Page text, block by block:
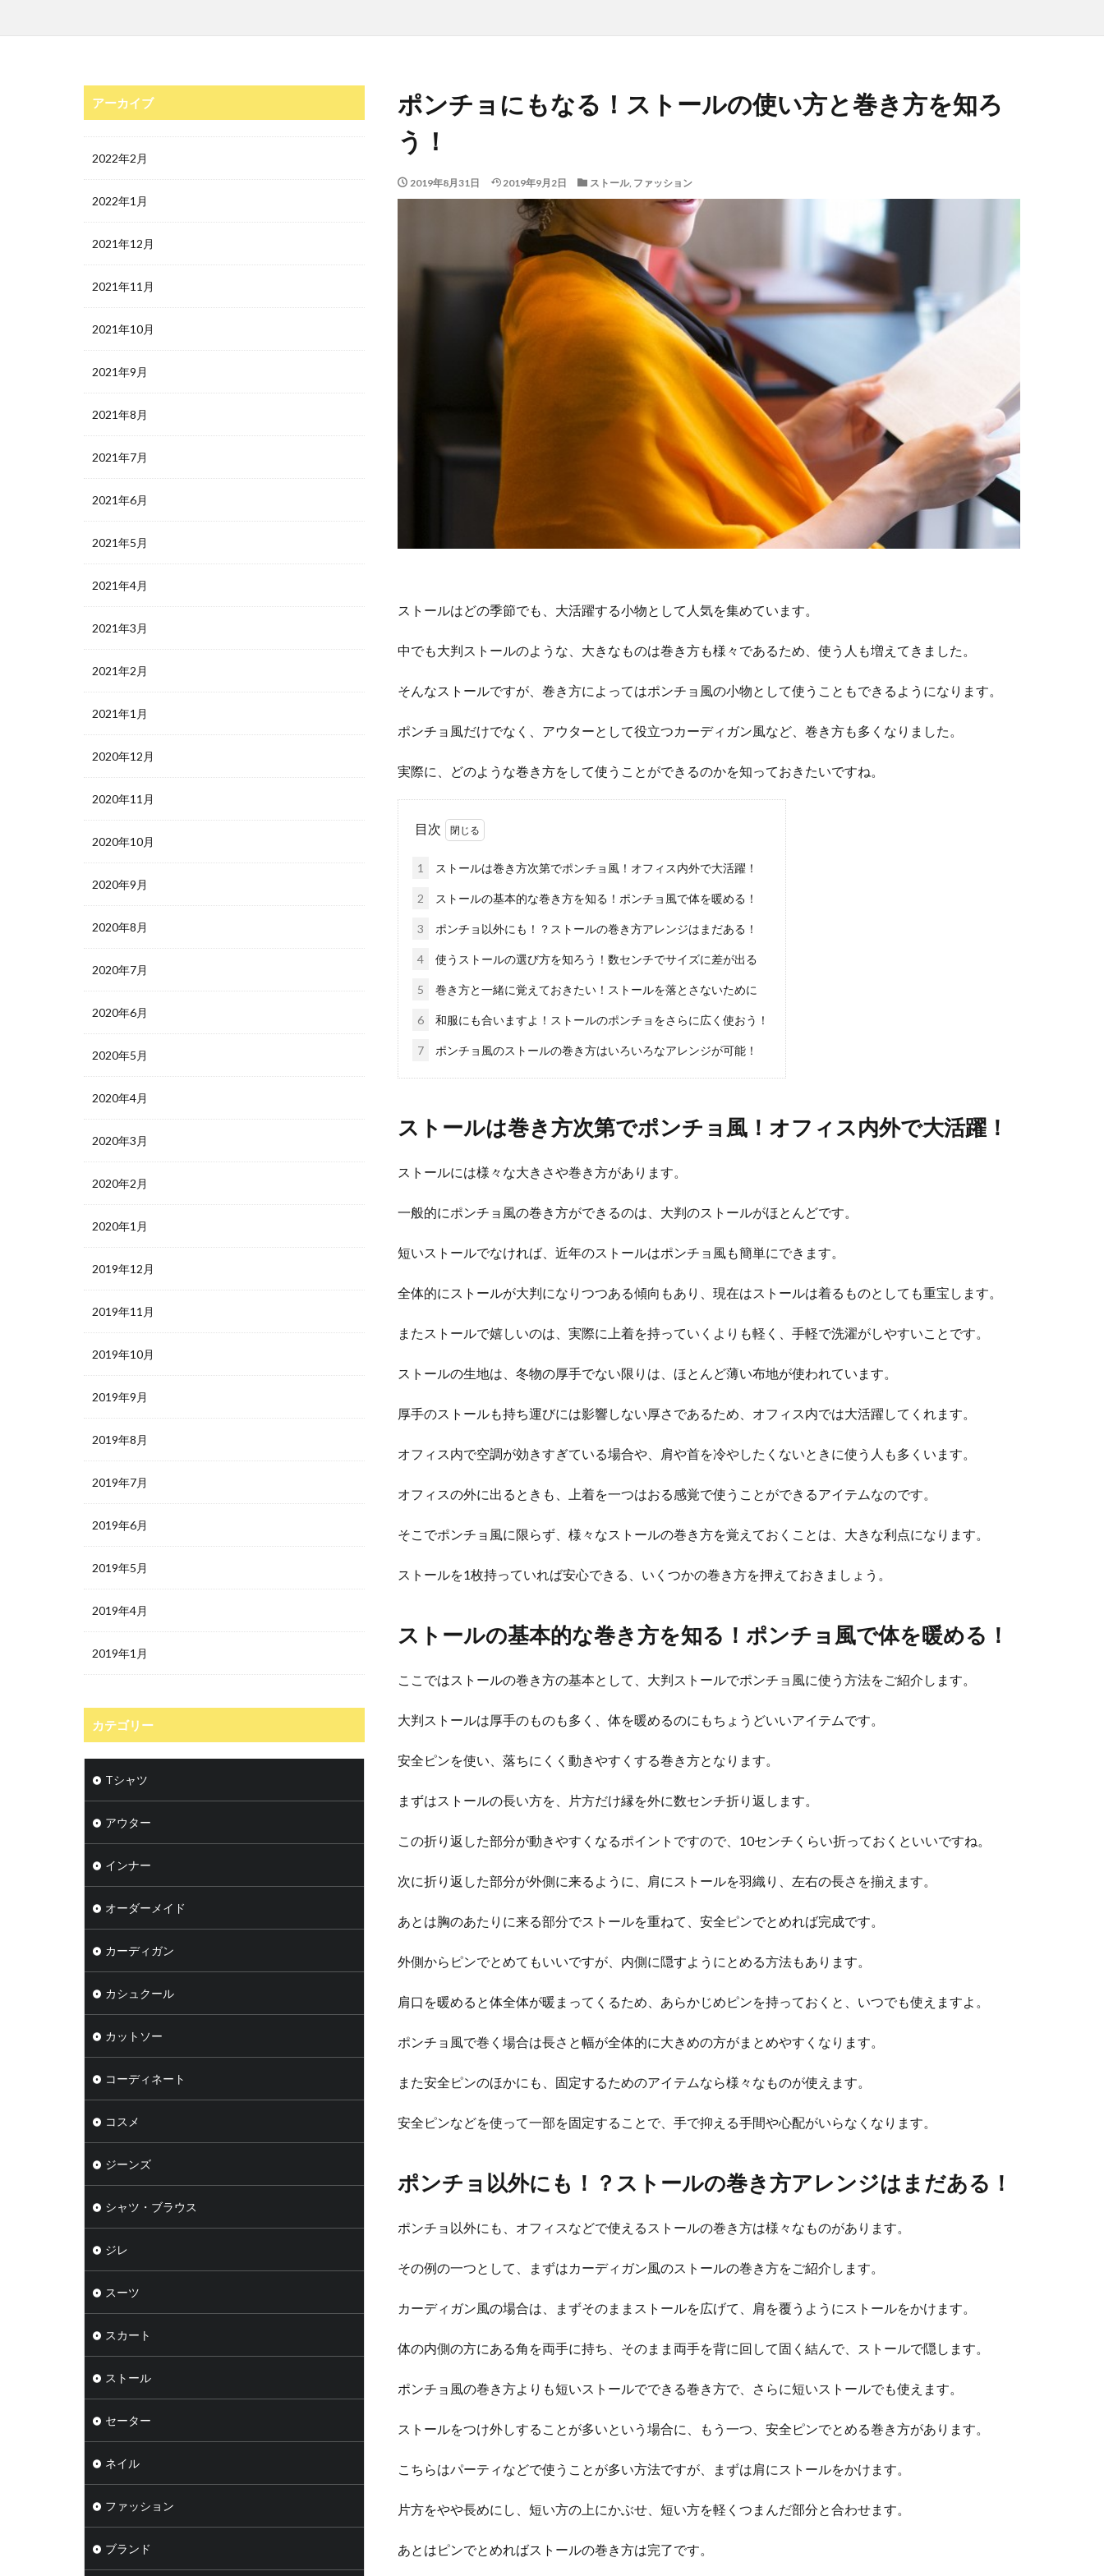
ポンチョにもなる！ストールの使い方と巻き方を知ろ
う！
2019年8月31日 2019年9月2日 ストール, ファッション
ストールはどの季節でも、大活躍する小物として人気を集めています。
中でも大判ストールのような、大きなものは巻き方も様々であるため、使う人も増えてきました。
そんなストールですが、巻き方によってはポンチョ風の小物として使うこともできるようになります。
ポンチョ風だけでなく、アウターとして役立つカーディガン風など、巻き方も多くなりました。
実際に、どのような巻き方をして使うことができるのかを知っておきたいですね。
目次
1 ストールは巻き方次第でポンチョ風！オフィス内外で大活躍！
2 ストールの基本的な巻き方を知る！ポンチョ風で体を暖める！
3 ポンチョ以外にも！？ストールの巻き方アレンジはまだある！
4 使うストールの選び方を知ろう！数センチでサイズに差が出る
5 巻き方と一緒に覚えておきたい！ストールを落とさないために
6 和服にも合いますよ！ストールのポンチョをさらに広く使おう！
7 ポンチョ風のストールの巻き方はいろいろなアレンジが可能！
ストールは巻き方次第でポンチョ風！オフィス内外で大活躍！
ストールには様々な大きさや巻き方があります。
一般的にポンチョ風の巻き方ができるのは、大判のストールがほとんどです。
短いストールでなければ、近年のストールはポンチョ風も簡単にできます。
全体的にストールが大判になりつつある傾向もあり、現在はストールは着るものとしても重宝します。
またストールで嬉しいのは、実際に上着を持っていくよりも軽く、手軽で洗濯がしやすいことです。
ストールの生地は、冬物の厚手でない限りは、ほとんど薄い布地が使われています。
厚手のストールも持ち運びには影響しない厚さであるため、オフィス内では大活躍してくれます。
オフィス内で空調が効きすぎている場合や、肩や首を冷やしたくないときに使う人も多くいます。
オフィスの外に出るときも、上着を一つはおる感覚で使うことができるアイテムなのです。
そこでポンチョ風に限らず、様々なストールの巻き方を覚えておくことは、大きな利点になります。
ストールを1枚持っていれば安心できる、いくつかの巻き方を押えておきましょう。
ストールの基本的な巻き方を知る！ポンチョ風で体を暖める！
ここではストールの巻き方の基本として、大判ストールでポンチョ風に使う方法をご紹介します。
大判ストールは厚手のものも多く、体を暖めるのにもちょうどいいアイテムです。
安全ピンを使い、落ちにくく動きやすくする巻き方となります。
まずはストールの長い方を、片方だけ縁を外に数センチ折り返します。
この折り返した部分が動きやすくなるポイントですので、10センチくらい折っておくといいですね。
次に折り返した部分が外側に来るように、肩にストールを羽織り、左右の長さを揃えます。
あとは胸のあたりに来る部分でストールを重ねて、安全ピンでとめれば完成です。
外側からピンでとめてもいいですが、内側に隠すようにとめる方法もあります。
肩口を暖めると体全体が暖まってくるため、あらかじめピンを持っておくと、いつでも使えますよ。
ポンチョ風で巻く場合は長さと幅が全体的に大きめの方がまとめやすくなります。
また安全ピンのほかにも、固定するためのアイテムなら様々なものが使えます。
安全ピンなどを使って一部を固定することで、手で抑える手間や心配がいらなくなります。
ポンチョ以外にも！？ストールの巻き方アレンジはまだある！
ポンチョ以外にも、オフィスなどで使えるストールの巻き方は様々なものがあります。
その例の一つとして、まずはカーディガン風のストールの巻き方をご紹介します。
カーディガン風の場合は、まずそのままストールを広げて、肩を覆うようにストールをかけます。
体の内側の方にある角を両手に持ち、そのまま両手を背に回して固く結んで、ストールで隠します。
ポンチョ風の巻き方よりも短いストールでできる巻き方で、さらに短いストールでも使えます。
ストールをつけ外しすることが多いという場合に、もう一つ、安全ピンでとめる巻き方があります。
こちらはパーティなどで使うことが多い方法ですが、まずは肩にストールをかけます。
片方をやや長めにし、短い方の上にかぶせ、短い方を軽くつまんだ部分と合わせます。
あとはピンでとめればストールの巻き方は完了です。
アーカイブ
2022年2月
2022年1月
2021年12月
2021年11月
2021年10月
2021年9月
2021年8月
2021年7月
2021年6月
2021年5月
2021年4月
2021年3月
2021年2月
2021年1月
2020年12月
2020年11月
2020年10月
2020年9月
2020年8月
2020年7月
2020年6月
2020年5月
2020年4月
2020年3月
2020年2月
2020年1月
2019年12月
2019年11月
2019年10月
2019年9月
2019年8月
2019年7月
2019年6月
2019年5月
2019年4月
2019年1月
カテゴリー
Tシャツ
アウター
インナー
オーダーメイド
カーディガン
カシュクール
カットソー
コーディネート
コスメ
ジーンズ
シャツ・ブラウス
ジレ
スーツ
スカート
ストール
セーター
ネイル
ファッション
ブランド